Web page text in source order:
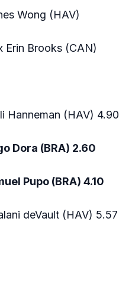
Wong (HAV)
Erin Brooks (CAN)
Hanneman (HAV) 4.90
Dora (BRA) 2.60
Pupo (BRA) 4.10
deVault (HAV) 5.57